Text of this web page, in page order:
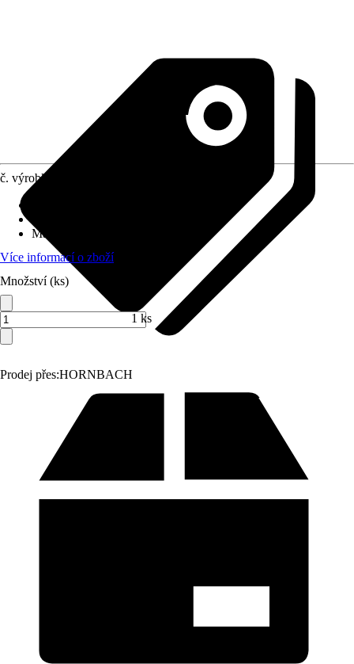
Prodej přes:HORNBACH
č. výrobku
Materiál
Více informací o zboží
Množství (ks)
1 ks